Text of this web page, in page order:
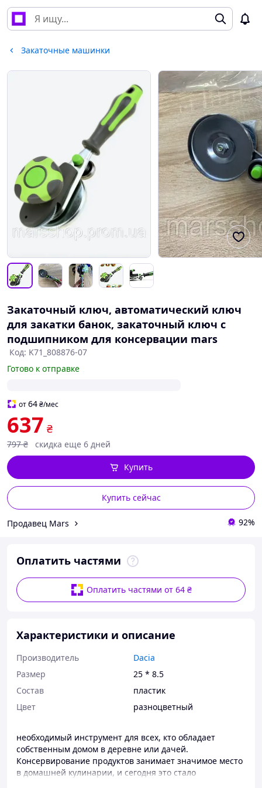
Закаточные машинки
Закаточный ключ, автоматический ключ
для закатки банок, закаточный ключ с
подшипником для консервации mars
Код: K71_808876-07
Готово к отправке
от64₴/мес
637 ₴
797 ₴ скидка еще 6 дней
Купить сейчас
Купить
Продавец Mars 92%
Оплатить частями
Оплатить частями от 64 ₴
Характеристики и описание
Производитель
Dacia
Размер
25 * 8.5
Состав
пластик
Цвет
разноцветный
необходимый инструмент для всех, кто обладает
собственным домом в деревне или дачей.
Консервирование продуктов занимает значимое место
в домашней кулинарии, и сегодня это стало